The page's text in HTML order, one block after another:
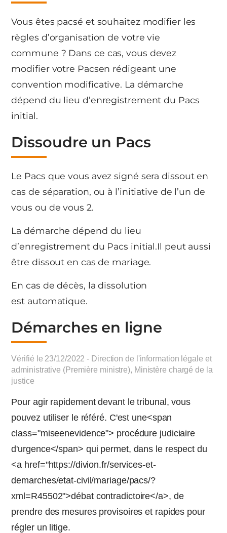
Vous êtes pacsé et souhaitez modifier les
règles d’organisation de votre vie
commune ? Dans ce cas, vous devez
modifier votre Pacsen rédigeant une
convention modificative. La démarche
dépend du lieu d’enregistrement du Pacs
initial.
Dissoudre un Pacs
Le Pacs que vous avez signé sera dissout en
cas de séparation, ou à l’initiative de l’un de
vous ou de vous 2.
La démarche dépend du lieu
d’enregistrement du Pacs initial.Il peut aussi
être dissout en cas de mariage.
En cas de décès, la dissolution
est automatique.
Démarches en ligne
Vérifié le 23/12/2022 - Direction de l'information légale et
administrative (Première ministre), Ministère chargé de la
justice
Pour agir rapidement devant le tribunal, vous
pouvez utiliser le référé. C'est une<span
class="miseenevidence"> procédure judiciaire
d'urgence</span> qui permet, dans le respect du
<a href="https://divion.fr/services-et-
demarches/etat-civil/mariage/pacs/?
xml=R45502">débat contradictoire</a>, de
prendre des mesures provisoires et rapides pour
régler un litige.